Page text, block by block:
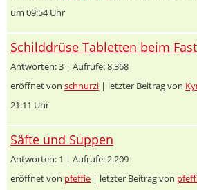
um 09:54 Uhr
Schilddrüse Tabletten beim
Antworten: 3 | Aufrufe: 8.368
eröffnet von schnurzi | letzter Beitrag von
21:11 Uhr
Säfte und Suppen
Antworten: 1 | Aufrufe: 2.209
eröffnet von pfeffie | letzter Beitrag von